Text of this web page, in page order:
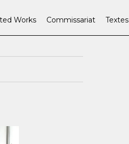
Works Commissariat Textes